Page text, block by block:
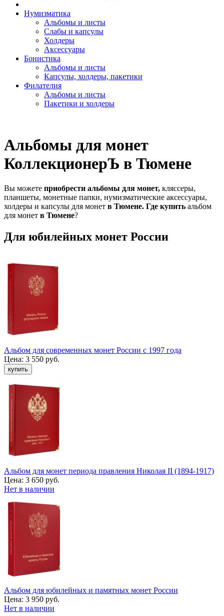
Нумизматика
Альбомы и листы
Слабы и капсулы
Холдеры
Аксессуары
Бонистика
Альбомы и листы
Капсулы, холдеры, пакетики
Филателия
Альбомы и листы
Пакетики и холдеры
Альбомы для монет
КоллекционерЪ в Тюмене
Вы можете приобрести альбомы для монет, кляссеры,
планшеты, монетные папки, нумизматические аксессуары,
холдеры и капсулы для монет в Тюмене. Где купить альбом
для монет в Тюмене?
Для юбилейных монет России
Альбом для современных монет России с 1997 года
Цена: 3 550 руб.
Альбом для монет периода правления Николая II (1894-1917)
Цена: 3 650 руб.
Нет в наличии
Альбом для юбилейных и памятных монет России
Цена: 3 950 руб.
Нет в наличии